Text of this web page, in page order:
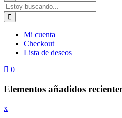
Mi cuenta
Checkout
Lista de deseos
0
Elementos añadidos
x